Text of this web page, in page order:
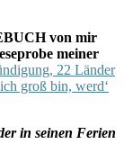
von mir
meiner
22 Länder
groß bin, werd‘
in seinen Ferien